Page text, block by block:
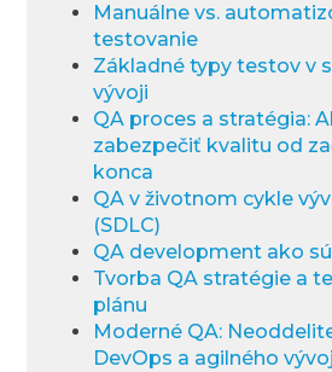
Manuálne vs.
testovanie
Základné typy testov v
vývoji
QA proces a stratégia:
zabezpečiť kvalitu od
konca
QA v životnom cykle
(SDLC)
QA development ako
Tvorba QA stratégie a
plánu
Moderné QA:
DevOps a agilného